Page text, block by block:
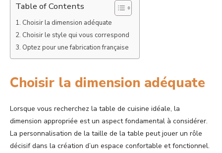
Table of Contents
Choisir la dimension adéquate
Choisir le style qui vous correspond
Optez pour une fabrication française
Choisir la dimension adéquate
Lorsque vous recherchez la table de cuisine idéale, la
dimension appropriée est un aspect fondamental à considérer.
La personnalisation de la taille de la table peut jouer un rôle
décisif dans la création d’un espace confortable et fonctionnel.